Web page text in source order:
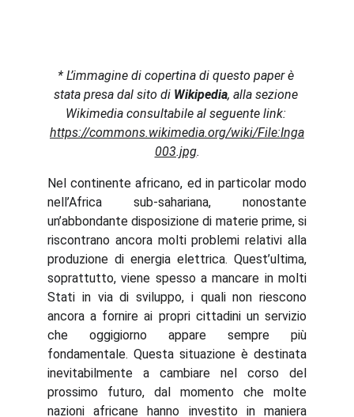
* L’immagine di copertina di questo paper è
stata presa dal sito di Wikipedia, alla sezione
Wikimedia consultabile al seguente link:
https://commons.wikimedia.org/wiki/File:Inga
003.jpg.
Nel continente africano, ed in particolar modo
nell’Africa sub-sahariana, nonostante
un’abbondante disposizione di materie prime, si
riscontrano ancora molti problemi relativi alla
produzione di energia elettrica. Quest’ultima,
soprattutto, viene spesso a mancare in molti
Stati in via di sviluppo, i quali non riescono
ancora a fornire ai propri cittadini un servizio
che oggigiorno appare sempre più
fondamentale. Questa situazione è destinata
inevitabilmente a cambiare nel corso del
prossimo futuro, dal momento che molte
nazioni africane hanno investito in maniera